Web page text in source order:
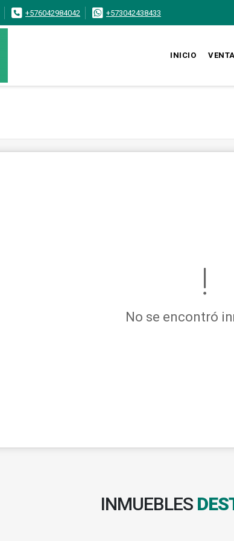
+576042984042 +573042438433
INICIO
No se encontró
INMUEBLES